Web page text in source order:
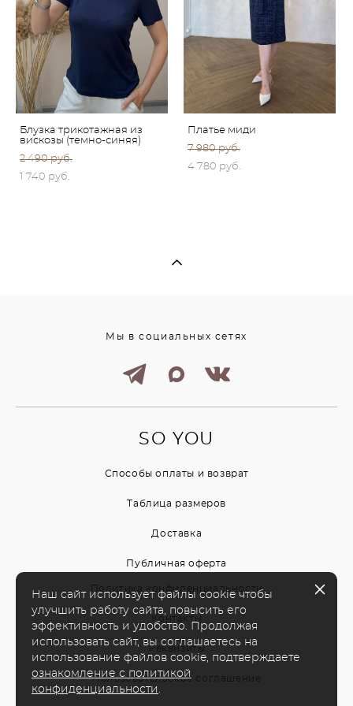
Блузка трикотажная из
вискозы (темно-синяя)
2 490 pуб.
1 740 pуб.
Платье миди
7 980 pуб.
4 780 pуб.
Мы в социальных сетях
SO YOU
Способы оплаты и возврат
Таблица размеров
Доставка
Публичная оферта
Политика конфиденциальности
Контакты
Реквизиты
Пользовательское соглашение
Наш сайт использует файлы cookie чтобы
улучшить работу сайта, повысить его
эффективность и удобство. Продолжая
использовать сайт, вы соглашаетесь на
использование файлов cookie, подтверждаете
ознакомление с политикой
конфиденциальности .